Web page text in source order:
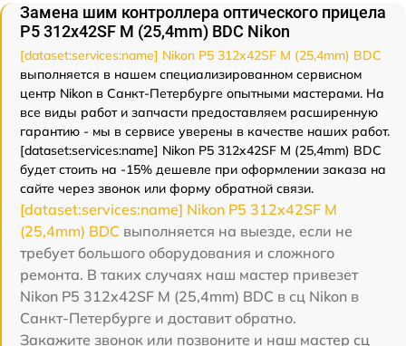
Замена шим контроллера оптического прицела
P5 312x42SF M (25,4mm) BDC Nikon
[dataset:services:name] Nikon P5 312x42SF M (25,4mm) BDC
выполняется в нашем специализированном сервисном
центр Nikon в Санкт-Петербурге опытными мастерами. На
все виды работ и запчасти предоставляем расширенную
гарантию - мы в сервисе уверены в качестве наших работ.
[dataset:services:name] Nikon P5 312x42SF M (25,4mm) BDC
будет стоить на -15% дешевле при оформлении заказа на
сайте через звонок или форму обратной связи.
[dataset:services:name] Nikon P5 312x42SF M
(25,4mm) BDC выполняется на выезде, если не
требует большого оборудования и сложного
ремонта. В таких случаях наш мастер привезет
Nikon P5 312x42SF M (25,4mm) BDC в сц Nikon в
Санкт-Петербурге и доставит обратно.
Закажите звонок или позвоните и наш мастер сц